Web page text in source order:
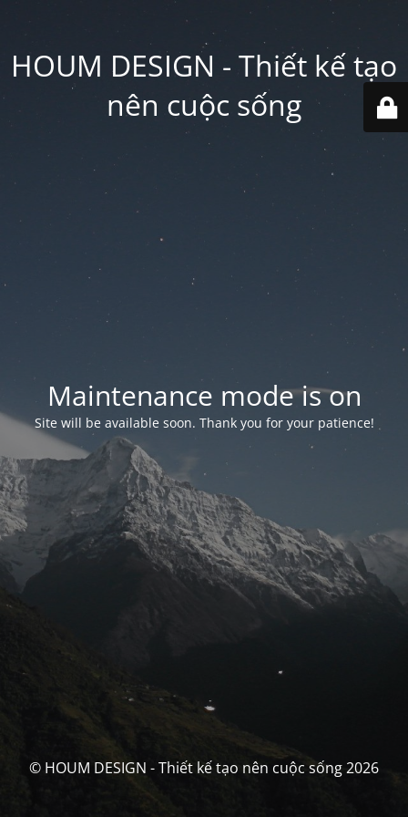
HOUM DESIGN - Thiết kế tạo
nên cuộc sống
Maintenance mode is on
Site will be available soon. Thank you for your patience!
© HOUM DESIGN - Thiết kế tạo nên cuộc sống 2026